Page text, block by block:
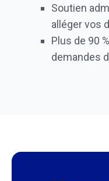
Soutien
alléger vos
Plus de 90
demandes